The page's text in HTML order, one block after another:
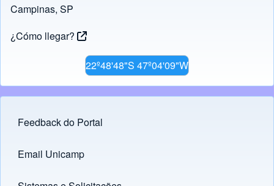
Campinas, SP
¿Cómo llegar?
22º48'48"S 47º04'09"W
Footer menu
Feedback do Portal
Links
Email Unicamp
(opens in new tab)